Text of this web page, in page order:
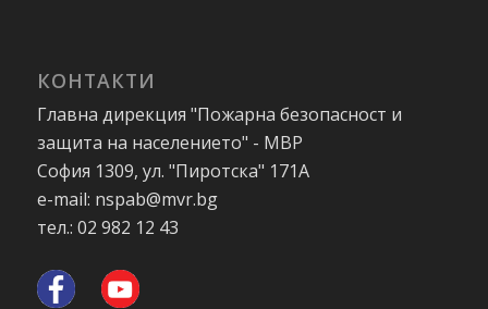
КОНТАКТИ
Главна дирекция "Пожарна безопасност и
защита на населението" - МВР
София 1309, ул. "Пиротска" 171А
e-mail: nspab@mvr.bg
тел.: 02 982 12 43